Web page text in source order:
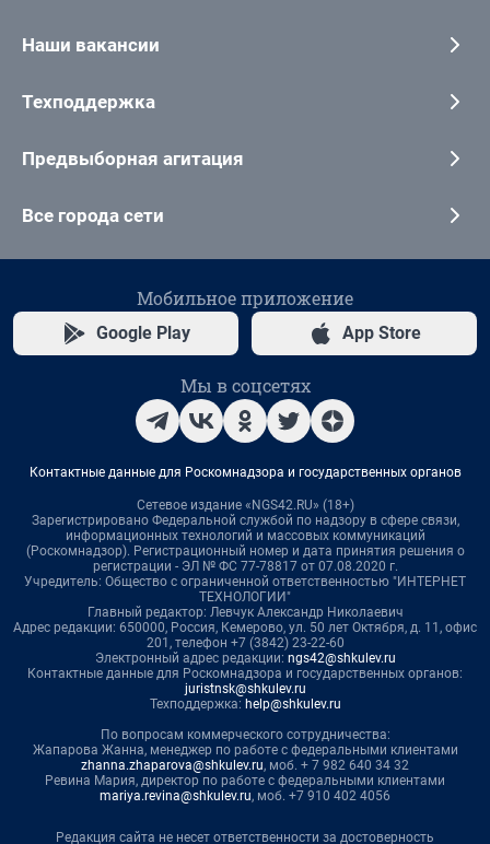
Наши вакансии
Техподдержка
Предвыборная агитация
Все города сети
Мобильное приложение
Google Play App Store
Мы в соцсетях
Контактные данные для Роскомнадзора и государственных органов
Сетевое издание «NGS42.RU» (18+)
Зарегистрировано Федеральной службой по надзору в сфере связи,
информационных технологий и массовых коммуникаций
(Роскомнадзор). Регистрационный номер и дата принятия решения о
регистрации - ЭЛ № ФС 77-78817 от 07.08.2020 г.
Учредитель: Общество с ограниченной ответственностью "ИНТЕРНЕТ
ТЕХНОЛОГИИ"
Главный редактор: Левчук Александр Николаевич
Адрес редакции: 650000, Россия, Кемерово, ул. 50 лет Октября, д. 11, офис
201, телефон +7 (3842) 23-22-60
Электронный адрес редакции: ngs42@shkulev.ru
Контактные данные для Роскомнадзора и государственных органов:
juristnsk@shkulev.ru
Техподдержка: help@shkulev.ru
По вопросам коммерческого сотрудничества:
Жапарова Жанна, менеджер по работе с федеральными клиентами
zhanna.zhaparova@shkulev.ru, моб. + 7 982 640 34 32
Ревина Мария, директор по работе с федеральными клиентами
mariya.revina@shkulev.ru, моб. +7 910 402 4056
Редакция сайта не несет ответственности за достоверность